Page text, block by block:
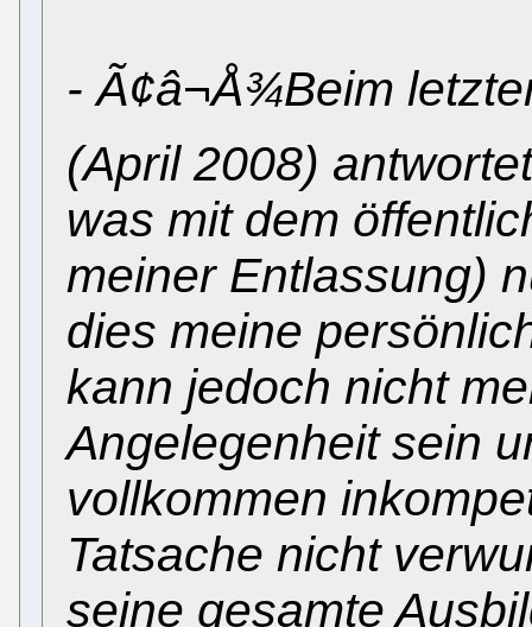
- Ã¢â¬Å¾Beim
(April 2008)
was mit dem
meiner Entlassung)
dies meine
kann jedoch nicht
Angelegenheit sein
vollkommen
Tatsache nicht
seine gesamte